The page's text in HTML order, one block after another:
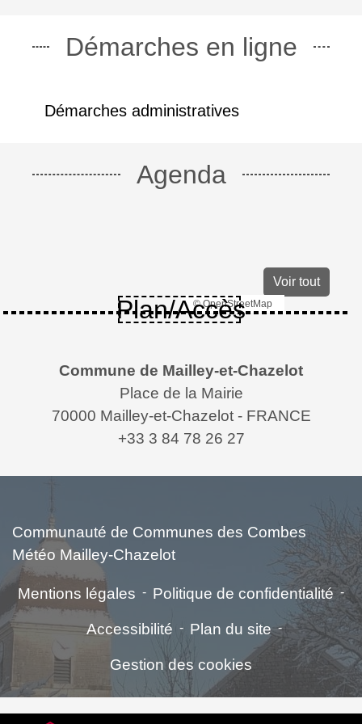
Démarches en ligne
Démarches administratives
Agenda
Voir tout
Plan/Accès
© OpenStreetMap
Commune de Mailley-et-Chazelot
Place de la Mairie
70000 Mailley-et-Chazelot - FRANCE
+33 3 84 78 26 27
Communauté de Communes des Combes
Météo Mailley-Chazelot
Mentions légales - Politique de confidentialité -
Accessibilité - Plan du site -
Gestion des cookies